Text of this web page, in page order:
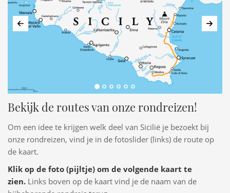
Vorige
Bekijk de routes van onze rondreizen!
Om een idee te krijgen welk deel van Sicilië je bezoekt bij
onze rondreizen, vind je in de fotoslider (links) de route op
de kaart.
Klik op de foto (pijltje) om de volgende kaart te
zien. Links boven op de kaart vind je de naam van de